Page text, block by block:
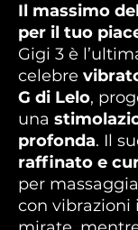
Il massimo
per il tuo
Gigi 3 è
celebre
G di Lelo,
una
profonda. Il
raffinato e
per
con vibrazioni